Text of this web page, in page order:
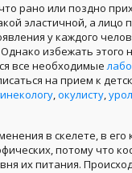
рано или поздно
эластичной, а
у каждого
избежать этого
все необходимые
на прием к
,окулисту,
в скелете, в его
потому что
их питания.